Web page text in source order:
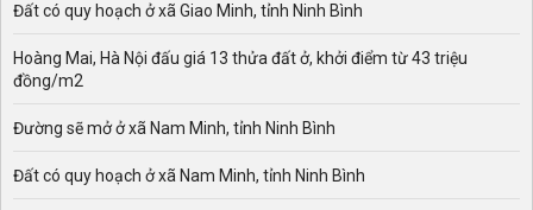
Đất có quy hoạch ở xã Giao Minh, tỉnh Ninh Bình
Hoàng Mai, Hà Nội đấu giá 13 thửa đất ở, khởi điểm từ 43 triệu
đồng/m2
Đường sẽ mở ở xã Nam Minh, tỉnh Ninh Bình
Đất có quy hoạch ở xã Nam Minh, tỉnh Ninh Bình